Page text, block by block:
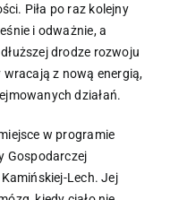
Piła po raz kolejny
i odważnie, a
drodze rozwoju
wracają z nową energią,
działań.
w programie
Gospodarczej
Lech. Jej